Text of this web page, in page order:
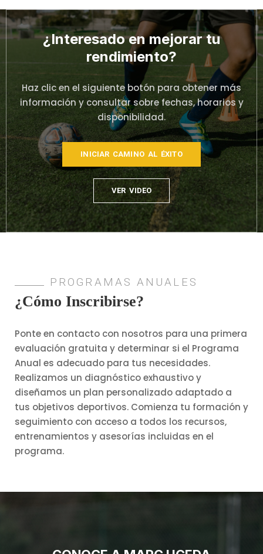
¿Interesado en mejorar tu
rendimiento?
Haz clic en el siguiente botón para obtener más
información y consultar sobre fechas, horarios y
disponibilidad.
INICIAR CAMINO AL ÉXITO
VER VIDEO
PROGRAMAS ANUALES
¿Cómo Inscribirse?
Ponte en contacto con nosotros para una primera
evaluación gratuita y determinar si el Programa
Anual es adecuado para tus necesidades.
Realizamos un diagnóstico exhaustivo y
diseñamos un plan personalizado adaptado a
tus objetivos deportivos. Comienza tu formación y
seguimiento con acceso a todos los recursos,
entrenamientos y asesorías incluidas en el
programa.